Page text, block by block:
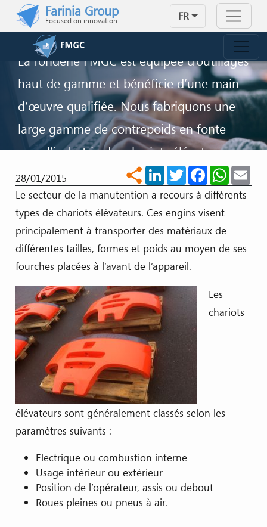
Skip to main content
Farinia Group
Focused on innovation FR
CONTREPOIDS POUR CHARIOTS
ÉLÉVATEURS ?
La fonderie FMGC est équipée d’outillages
haut de gamme et bénéficie d’une main
d’œuvre qualifiée. Nous fabriquons une
large gamme de contrepoids en fonte
pour l’industrie des chariots élévateurs
pouvant peser jusqu’à 20 000 kg.
NOUS CONTACTER
28/01/2015 share LinkedInTwitterFacebook
Le secteur de la manutention a recours à différents
types de chariots élévateurs. Ces engins visent
principalement à transporter des matériaux de
différentes tailles, formes et poids au moyen de ses
fourches placées à l’avant de l’appareil.
Les
chariots
élévateurs sont généralement classés selon les
paramètres suivants :
Electrique ou combustion interne
Usage intérieur ou extérieur
Position de l’opérateur, assis ou debout
Roues pleines ou pneus à air.